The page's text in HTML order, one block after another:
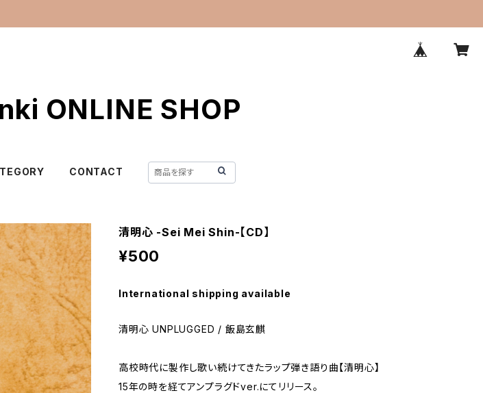
ONLINE SHOP
CONTACT
清明心 -Sei Mei Shin-【CD】
¥500
International shipping available
清明心 UNPLUGGED / 飯島玄麒
高校時代に製作し歌い続けてきたラップ弾き語り曲【清明心】
15年の時を経てアンプラグドver.にてリリース。